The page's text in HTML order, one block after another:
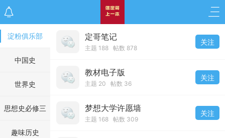
淀粉俱乐部
中国史
世界史
思想史必修三
趣味历史
定哥笔记
主题 188 帖数 878
关注
教材电子版
主题 20 帖数 36
关注
梦想大学许愿墙
主题 168 帖数 309
关注